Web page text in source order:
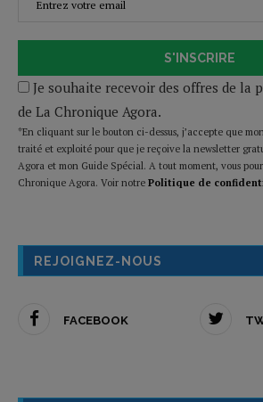
S'INSCRIRE
Je souhaite recevoir des offres de la
de La Chronique Agora.
*En cliquant sur le bouton ci-dessus, j’accepte que
traité et exploité pour que je reçoive la newsletter
Agora et mon Guide Spécial. A tout moment, vous
Chronique Agora. Voir notre Politique de
REJOIGNEZ-NOUS
FACEBOOK